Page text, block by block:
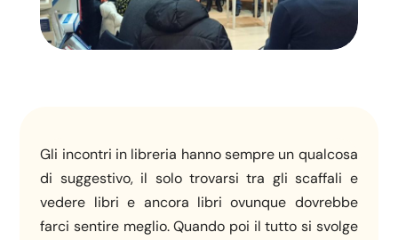
Gli incontri in libreria hanno sempre un qualcosa
di suggestivo, il solo trovarsi tra gli scaffali e
vedere libri e ancora libri ovunque dovrebbe
farci sentire meglio. Quando poi il tutto si svolge